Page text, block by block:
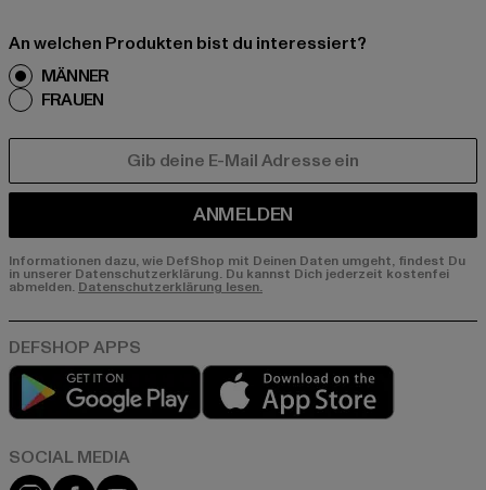
An welchen Produkten bist du interessiert?
MÄNNER
FRAUEN
ANMELDEN
Informationen dazu, wie DefShop mit Deinen Daten umgeht, findest Du
in unserer Datenschutzerklärung. Du kannst Dich jederzeit kostenfei
abmelden. Datenschutzerklärung lesen.
Play market